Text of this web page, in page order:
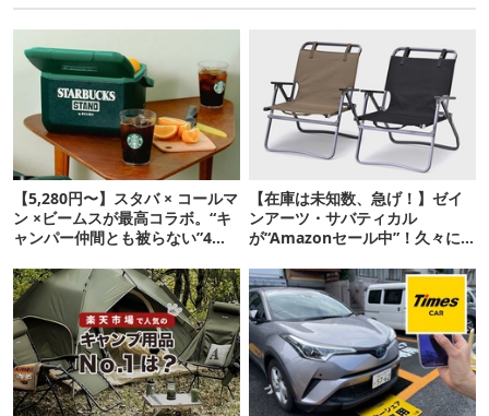
【5,280円〜】スタバ × コールマ
ン ×ビームスが最高コラボ。“キ
ャンパー仲間とも被らない”4ア
【在庫は未知数、急げ！】ゼイ
ンアーツ・サバティカル
が“Amazonセール中”！久々に